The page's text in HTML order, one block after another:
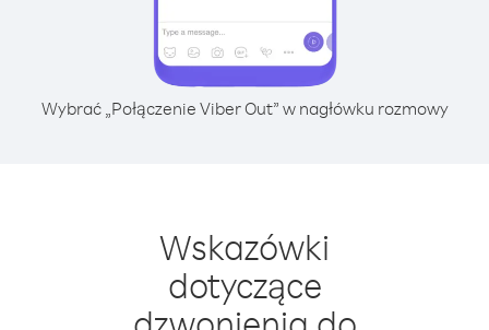
Wybrać „Połączenie Viber Out” w nagłówku rozmowy
Wskazówki
dotyczące